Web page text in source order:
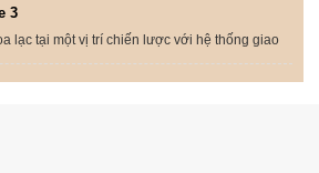
3
lạc tại một vị trí chiến lược với hệ thống giao